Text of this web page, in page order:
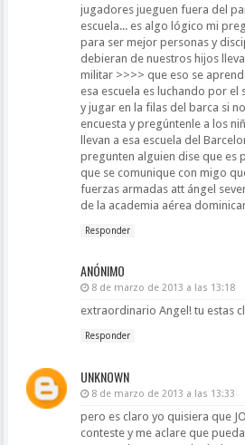
jugadores jueguen fuera del
escuela... es algo lógico mi
para ser mejor personas y
debieran de nuestros hijos
militar >>>> que eso se
esa escuela es luchando por
y jugar en la filas del barca si
encuesta y pregúntenle a los
llevan a esa escuela del
pregunten alguien dise que es
que se comunique con migo
fuerzas armadas att ángel
de la academia aérea
Responder
ANÓNIMO
8 de marzo de 2013 a las 13:18
extraordinario Angel! tu estas
Responder
UNKNOWN
8 de marzo de 2013 a las 13:33
pero es claro yo quisiera que
conteste y me aclare que